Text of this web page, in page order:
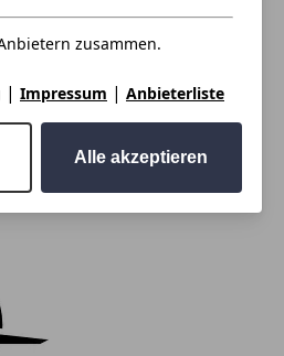
zusammen.
| Impressum | Anbieterliste
Alle akzeptieren